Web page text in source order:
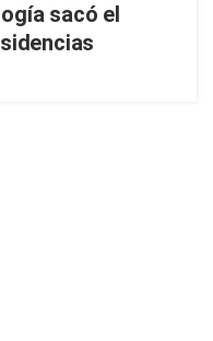
sacó el